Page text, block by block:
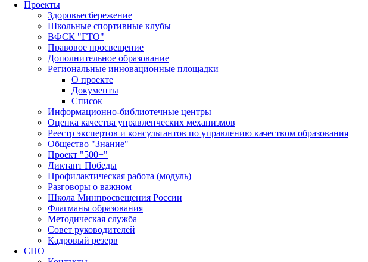
Проекты
Здоровьесбережение
Школьные спортивные клубы
ВФСК "ГТО"
Правовое просвещение
Дополнительное образование
Региональные инновационные площадки
О проекте
Документы
Список
Информационно-библиотечные центры
Оценка качества управленческих механизмов
Реестр экспертов и консультантов по управлению качеством образования
Общество "Знание"
Проект "500+"
Диктант Победы
Профилактическая работа (модуль)
Разговоры о важном
Школа Минпросвещения России
Флагманы образования
Методическая служба
Совет руководителей
Кадровый резерв
СПО